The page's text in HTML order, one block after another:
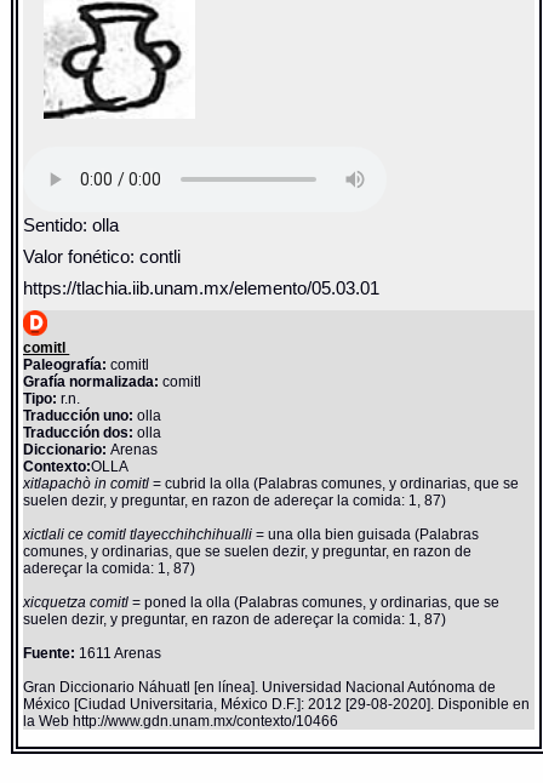
Sentido: olla
Valor fonético: contli
https://tlachia.iib.unam.mx/elemento/05.03.01
comitl
Paleografía: comitl
Grafía normalizada: comitl
Tipo: r.n.
Traducción uno: olla
Traducción dos: olla
Diccionario:Arenas
Contexto:OLLA
xitlapachò in comitl= cubrid la olla (Palabras comunes, y ordinarias, que se
suelen dezir, y preguntar, en razon de adereçar la comida: 1, 87)
xictlali ce comitl tlayecchihchihualli= una olla bien guisada (Palabras
comunes, y ordinarias, que se suelen dezir, y preguntar, en razon de
adereçar la comida: 1, 87)
xicquetza comitl= poned la olla (Palabras comunes, y ordinarias, que se
suelen dezir, y preguntar, en razon de adereçar la comida: 1, 87)
Fuente: 1611 Arenas
Gran Diccionario Náhuatl [en línea]. Universidad Nacional Autónoma de
México [Ciudad Universitaria, México D.F.]: 2012 [29-08-2020]. Disponible en
la Web http://www.gdn.unam.mx/contexto/10466